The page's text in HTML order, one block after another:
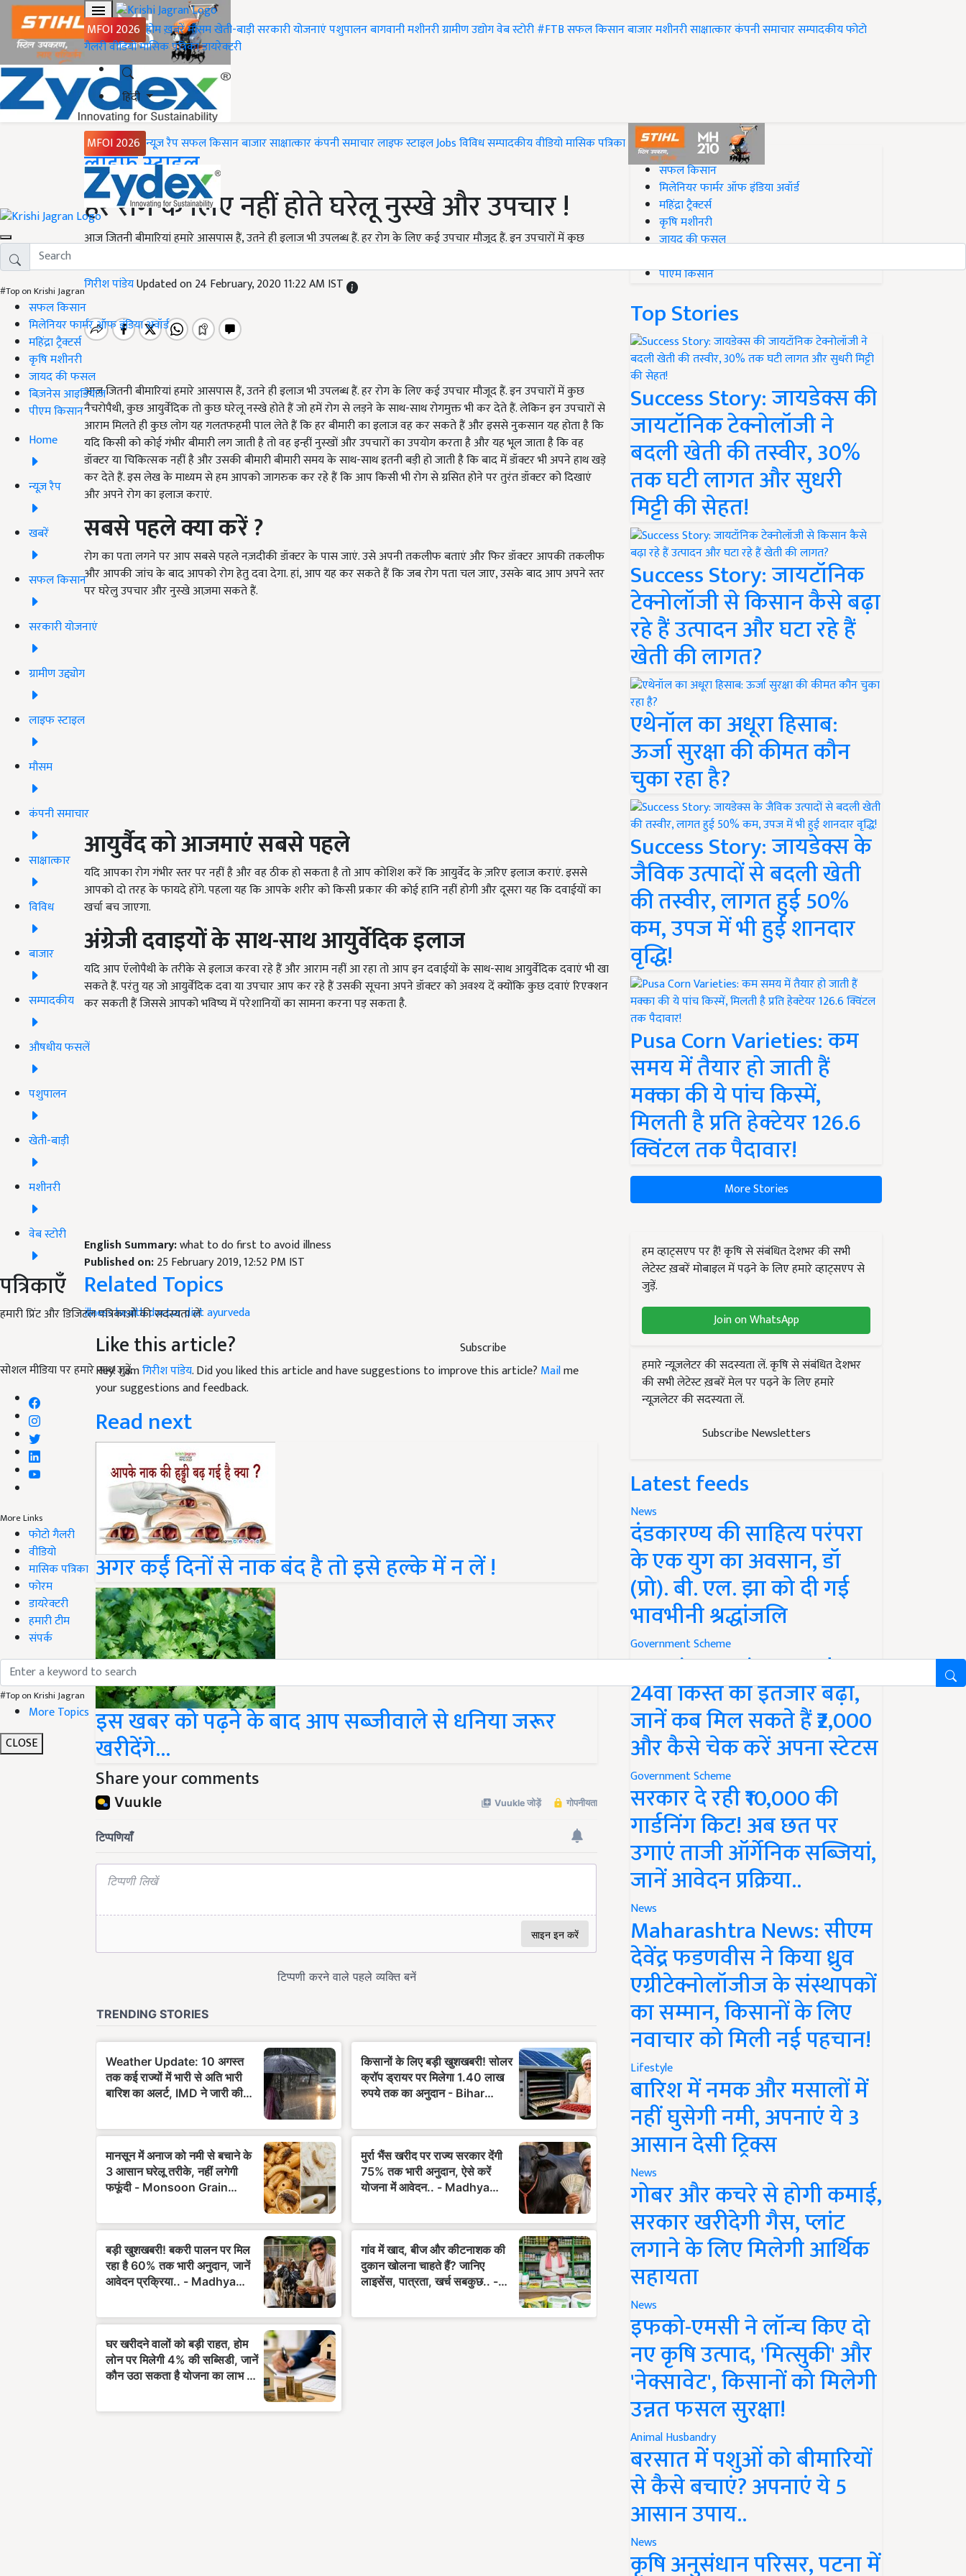
MFOI 2026 होमख़बरेंमौसमखेती-बाड़ीसरकारी योजनाएंपशुपालनबागवानीमशीनरीग्रामीण उद्योगवेब स्टोरी#FTBसफल किसानबाजारमशीनरीसाक्षात्कारकंपनी समाचारसम्पादकीयफोटो
गैलरीवीडियोमासिक पत्रिकाडायरेक्टरी
हिंदी
MFOI 2026 न्यूज़ रैपसफल किसानबाजारसाक्षात्कारकंपनी समाचारलाइफ स्टाइलJobsविविधसम्पादकीयवीडियोमासिक पत्रिका
#Top on Krishi Jagran
सफल किसान
मिलेनियर फार्मर ऑफ इंडिया अवॉर्ड
महिंद्रा ट्रैक्टर्स
कृषि मशीनरी
जायद की फसल
बिज़नेस आइडियाज
पीएम किसान
Home
न्यूज़ रैप
खबरें
सफल किसान
सरकारी योजनाएं
ग्रामीण उद्द्योग
लाइफ स्टाइल
मौसम
कंपनी समाचार
साक्षात्कार
विविध
बाजार
सम्पादकीय
औषधीय फसलें
पशुपालन
खेती-बाड़ी
मशीनरी
वेब स्टोरी
पत्रिकाएँ
हमारी प्रिंट और डिजिटल पत्रिकाओं की सदस्यता लें
Subscribe
सोशल मीडिया पर हमारे साथ जुड़ें:
More Links
फोटो गैलरी
वीडियो
मासिक पत्रिका
फोरम
डायरेक्टरी
हमारी टीम
संपर्क
#Top on Krishi Jagran
More Topics
CLOSE
Home
लाइफ स्टाइल
हर रोग के लिए नहीं होते घरेलू नुस्खे और उपचार !
आज जितनी बीमारियां हमारे आसपास हैं, उतने ही इलाज भी उपलब्ध हैं. हर रोग के लिए कई उपचार मौजूद हैं. इन उपचारों में कुछ
गिरीश पांडेयUpdated on 24 February, 2020 11:22 AM IST
आज जितनी बीमारियां हमारे आसपास हैं, उतने ही इलाज भी उपलब्ध हैं. हर रोग के लिए कई उपचार मौजूद हैं. इन उपचारों में कुछ
नैचरोपैथी, कुछ आयुर्वेदिक तो कुछ घरेलू नस्खे होते हैं जो हमें रोग से लड़ने के साथ-साथ रोगमुक्त भी कर देते हैं. लेकिन इन उपचारों से
आराम मिलते ही कुछ लोग यह गलतफहमी पाल लेते हैं कि हर बीमारी का इलाज वह कर सकते हैं और इससे नुकसान यह होता है कि
यदि किसी को कोई गंभीर बीमारी लग जाती है तो वह इन्हीं नुस्खों और उपचारों का उपयोग करता है और यह भूल जाता है कि वह
डॉक्टर या चिकित्सक नहीं है और उसकी बीमारी बीमारी समय के साथ-साथ इतनी बड़ी हो जाती है कि बाद में डॉक्टर भी अपने हाथ खड़े
कर देते हैं. इस लेख के माध्यम से हम आपको जागरुक कर रहे हैं कि आप किसी भी रोग से ग्रसित होने पर तुरंत डॉक्टर को दिखाएं
और अपने रोग का इलाज कराएं.
सबसे पहले क्या करें?
रोग का पता लगने पर आप सबसे पहले नज़दीकी डॉक्टर के पास जाएं. उसे अपनी तकलीफ बताएं और फिर डॉक्टर आपकी तकलीफ
और आपकी जांच के बाद आपको रोग हेतु दवा देगा. हां, आप यह कर सकते हैं कि जब रोग पता चल जाए, उसके बाद आप अपने स्तर
पर घरेलु उपचार और नुस्खे आज़मा सकते हैं.
आयुर्वैद को आजमाएं सबसे पहले
यदि आपका रोग गंभीर स्तर पर नहीं है और वह ठीक हो सकता है तो आप कोशिश करें कि आयुर्वेद के ज़रिए इलाज कराएं. इससे
आपको दो तरह के फायदे होंगे. पहला यह कि आपके शरीर को किसी प्रकार की कोई हानि नहीं होगी और दूसरा यह कि दवाईयों का
खर्चा बच जाएगा.
अंग्रेजी दवाइयों के साथ-साथ आयुर्वेदिक इलाज
यदि आप ऍलोपैथी के तरीके से इलाज करवा रहे हैं और आराम नहीं आ रहा तो आप इन दवाईयों के साथ-साथ आयुर्वेदिक दवाएं भी खा
सकते हैं. परंतु यह जो आयुर्वेदिक दवा या उपचार आप कर रहे हैं उसकी सूचना अपने डॉक्टर को अवश्य दें क्योंकि कुछ दवाएं रिएक्शन
कर सकती हैं जिससे आपको भविष्य में परेशानियों का सामना करना पड़ सकता है.
English Summary:what to do first to avoid illness
Published on:25 February 2019, 12:52 PM IST
Related Topics
illnesshealthdoctordietayurveda
Like this article?
Hey! I amगिरीश पांडेय. Did you liked this article and have suggestions to improve this article? Mailme
your suggestions and feedback.
Read next
अगर कईं दिनों से नाक बंद है तो इसे हल्के में न लें !
इस खबर को पढ़ने के बाद आप सब्जीवाले से धनिया जरूर
खरीदेंगे...
Share your comments
#Top on Krishi Jagran
सफल किसान
मिलेनियर फार्मर ऑफ इंडिया अवॉर्ड
महिंद्रा ट्रैक्टर्स
कृषि मशीनरी
जायद की फसल
पीएम किसान
Top Stories
Success Story: जायडेक्स की
जायटॉनिक टेक्नोलॉजी ने
बदली खेती की तस्वीर, 30%
तक घटी लागत और सुधरी
मिट्टी की सेहत!
Success Story: जायटॉनिक
टेक्नोलॉजी से किसान कैसे बढ़ा
रहे हैं उत्पादन और घटा रहे हैं
खेती की लागत?
एथेनॉल का अधूरा हिसाब:
ऊर्जा सुरक्षा की कीमत कौन
चुका रहा है?
Success Story: जायडेक्स के
जैविक उत्पादों से बदली खेती
की तस्वीर, लागत हुई 50%
कम, उपज में भी हुई शानदार
वृद्धि!
Pusa Corn Varieties: कम
समय में तैयार हो जाती हैं
मक्का की ये पांच किस्में,
मिलती है प्रति हेक्टेयर 126.6
क्विंटल तक पैदावार!
More Stories
हम व्हाट्सएप पर हैं! कृषि से संबंधित देशभर की सभी
लेटेस्ट ख़बरें मोबाइल में पढ़ने के लिए हमारे व्हाट्सएप से
जुड़ें.
Join on WhatsApp
हमारे न्यूज़लेटर की सदस्यता लें. कृषि से संबंधित देशभर
की सभी लेटेस्ट ख़बरें मेल पर पढ़ने के लिए हमारे
न्यूज़लेटर की सदस्यता लें.
Subscribe Newsletters
Latest feeds
News
दंडकारण्य की साहित्य परंपरा
के एक युग का अवसान, डॉ
(प्रो). बी. एल. झा को दी गई
भावभीनी श्रद्धांजलि
Government Scheme
PM Kisan Yojana Update:
24वीं किस्त का इंतजार बढ़ा,
जानें कब मिल सकते हैं ₹2,000
और कैसे चेक करें अपना स्टेटस
Government Scheme
सरकार दे रही ₹10,000 की
गार्डनिंग किट! अब छत पर
उगाएं ताजी ऑर्गेनिक सब्जियां,
जानें आवेदन प्रक्रिया..
News
Maharashtra News: सीएम
देवेंद्र फडणवीस ने किया ध्रुव
एग्रीटेक्नोलॉजीज के संस्थापकों
का सम्मान, किसानों के लिए
नवाचार को मिली नई पहचान!
Lifestyle
बारिश में नमक और मसालों में
नहीं घुसेगी नमी, अपनाएं ये 3
आसान देसी ट्रिक्स
News
गोबर और कचरे से होगी कमाई,
सरकार खरीदेगी गैस, प्लांट
लगाने के लिए मिलेगी आर्थिक
सहायता
News
इफको-एमसी ने लॉन्च किए दो
नए कृषि उत्पाद, 'मित्सुकी' और
'नेक्सावेट', किसानों को मिलेगी
उन्नत फसल सुरक्षा!
Animal Husbandry
बरसात में पशुओं को बीमारियों
से कैसे बचाएं? अपनाएं ये 5
आसान उपाय..
News
कृषि अनुसंधान परिसर, पटना में